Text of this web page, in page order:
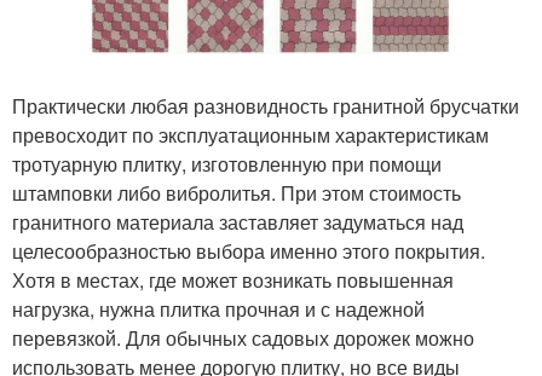
Практически любая разновидность гранитной брусчатки
превосходит по эксплуатационным характеристикам
тротуарную плитку, изготовленную при помощи
штамповки либо вибролитья. При этом стоимость
гранитного материала заставляет задуматься над
целесообразностью выбора именно этого покрытия.
Хотя в местах, где может возникать повышенная
нагрузка, нужна плитка прочная и с надежной
перевязкой. Для обычных садовых дорожек можно
использовать менее дорогую плитку, но все виды